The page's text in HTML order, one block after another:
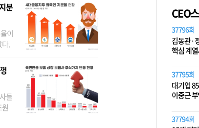
분
이
.
들
원
CEO
37796회
김동관·
핵심 계
37795회
대기업
이중근
37794회